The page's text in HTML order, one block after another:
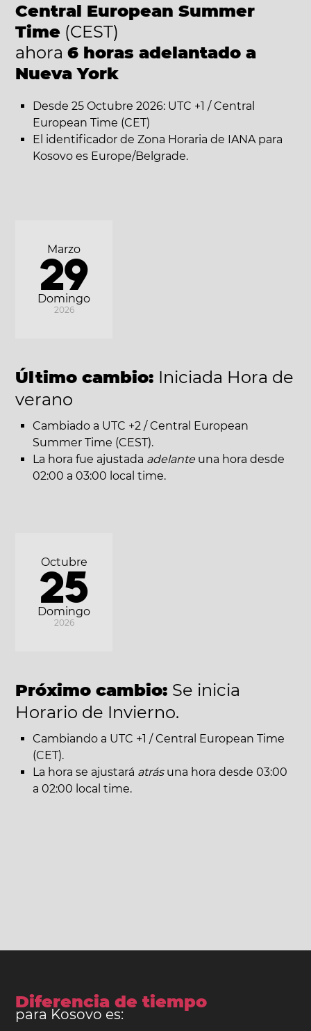
Central European Summer
Time (CEST)
ahora 6 horas adelantado a
Nueva York
Desde 25 Octubre 2026: UTC +1 / Central
European Time (CET)
El identificador de Zona Horaria de IANA para
Kosovo es Europe/Belgrade.
Domingo
Marzo
29
2026
Último cambio: Iniciada Hora de
verano
Cambiado a UTC +2 / Central European
Summer Time (CEST).
La hora fue ajustada adelante una hora desde
02:00 a 03:00 local time.
Domingo
Octubre
25
2026
Próximo cambio: Se inicia
Horario de Invierno.
Cambiando a UTC +1 / Central European Time
(CET).
La hora se ajustará atrásuna hora desde 03:00
a 02:00 local time.
Diferencia de tiempo
para Kosovo es: